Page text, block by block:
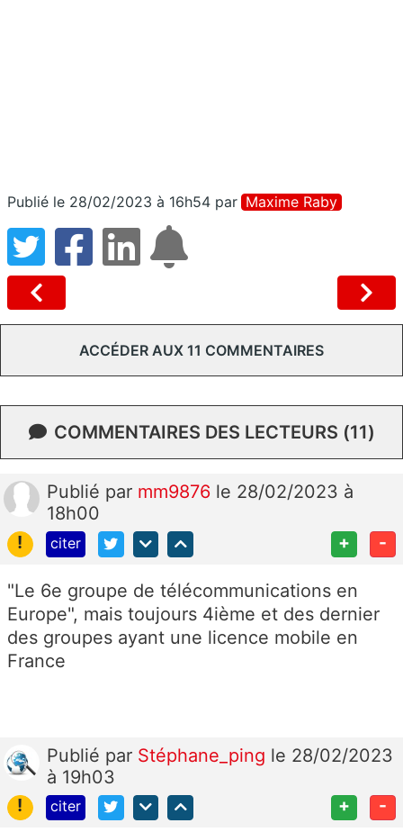
Publié le 28/02/2023 à 16h54 par Maxime Raby
ACCÉDER AUX 11 COMMENTAIRES
COMMENTAIRES DES LECTEURS (11)
Publié par mm9876 le 28/02/2023 à
18h00
!
citer + -
"Le 6e groupe de télécommunications en
Europe", mais toujours 4ième et des dernier
des groupes ayant une licence mobile en
France
Publié par Stéphane_ping le 28/02/2023
à 19h03
!
citer + -